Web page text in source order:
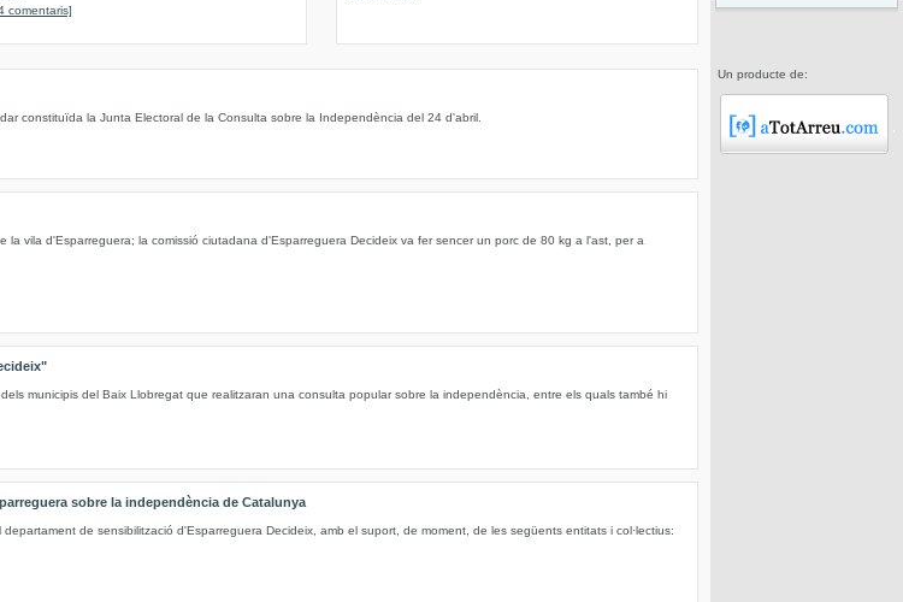
comentaris]
constituïda la Junta Electoral de la Consulta sobre la Independència del 24 d'abril.
la vila d'Esparreguera; la comissió ciutadana d'Esparreguera Decideix va fer sencer un porc de 80 kg a l'ast, per a
municipis del Baix Llobregat que realitzaran una consulta popular sobre la independència, entre els quals també hi
sobre la independència de Catalunya
de sensibilització d'Esparreguera Decideix, amb el suport, de moment, de les següents entitats i col·lectius:
Un producte de: